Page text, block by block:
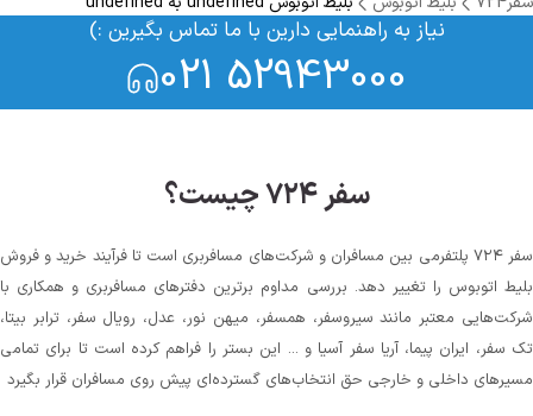
نیاز به راهنمایی دارین با ما تماس بگیرین :)
021 52943000
سفر ۷۲۴ چیست؟
سفر ۷۲۴ پلتفرمی بین مسافران و شرکت‌های مسافربری است تا فرآیند خرید و فروش
بلیط اتوبوس را تغییر دهد. بررسی مداوم برترین دفترهای مسافربری و همکاری با
شرکت‌هایی معتبر مانند سیروسفر، همسفر، میهن‌ نور، عدل، رویال سفر، ترابر بیتا،
تک سفر، ایران پیما، آریا سفر آسیا و ... این بستر را فراهم کرده است تا برای تمامی
مسیرهای داخلی و خارجی حق انتخاب‌های گسترده‌ای پیش روی مسافران قرار بگیرد